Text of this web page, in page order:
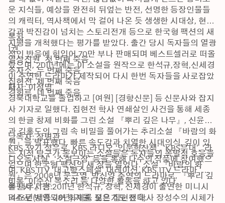
운 지식들, 예상을 완전히 뒤엎는 반전, 선명한 등장인물들
의 캐릭터, 역사책에서 막 걸어 나온 듯 생생한 시대상, 현실
감과 박진감이 넘치는 스토리전개 등으로 한국형 팩션의 새
지평을 개척했다는 평가를 받았다. 출간 당시 독자들의 열광
적인 반응에 힘입어 70만 부나 판매되며 베스트셀러로 떠올
랐으며, 2011년에는 이 소설을 원작으로 한석규,장혁,신세경
이 주연한 드라마가 제작되어 다시 한번 독자들을 사로잡았
다.
목차
1권
열상진원_첫 번째 죽음
주자소_두 번째 죽음
집현전_세 번째 죽음
경회루_네 번째 죽음
저자: 이정명
경북대학교를 졸업하고 [여원] [경향신문] 등 신문사와 잡지
사 기자로 일했다. 집현전 학사 연쇄살인 사건을 통해 세종
의 한글 창제 비화를 그린 소설 『뿌리 깊은 나무』, 신윤복
과 김홍도의 그림 속 비밀을 풀어가는 추리소설 『바람의 화
원』을 발표했다. 빠른 속도감과 치열한 시대의식, 깊이 있
는 지적 탐구가 돋보이는 소설들은 독자들의 폭발적 호응을
얻으며 한국형 팩션의 새 장을 열었다. 소설 『바람의 화
원』은 2008년 문근영, 박신양 주연의 드라마로, 『뿌리 깊
은 나무』는 2011년 한석규, 장혁, 신세경이 출연한 미니시
리즈로 방영되어 화제를 모으기도 했다.
낭독자: 장병관
KBS 39기 성우로, KBS 라디오 ‘인문학산책’, ‘KBS무대’, ‘라
디오독서실’, ‘소설극장’ 등을 통해 다수의 작품에 참여했으
며, KBS 1TV ‘내고향스페셜’ 내레이션, KBS 1TV 드라마 ‘징
비록’ 이순신 목소리 등 다양한 활동을 하고 있다.
출판사 서평:
1446년(세종 28년) 가을. 젊은 집현전 학사 장성수의 시체가